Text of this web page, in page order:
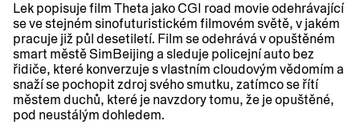
Lek popisuje film Theta jako CGI road movie odehrávající
se ve stejném sinofuturistickém filmovém světě, v jakém
pracuje již půl desetiletí. Film se odehrává v opuštěném
smart městě SimBeijing a sleduje policejní auto bez
řidiče, které konverzuje s vlastním cloudovým vědomím a
snaží se pochopit zdroj svého smutku, zatímco se řítí
městem duchů, které je navzdory tomu, že je opuštěné,
pod neustálým dohledem.